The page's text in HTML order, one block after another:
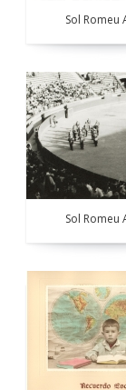
Sol Romeu
Sol Romeu